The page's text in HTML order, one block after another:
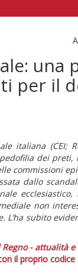
una
per il
italiana (CEI;
dei
commissioni
dallo
non
subito
Regno - attualità
il proprio